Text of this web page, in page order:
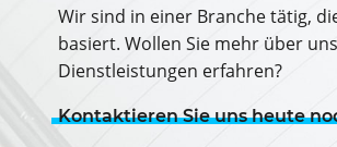
Wir sind in einer Branche tätig,
basiert. Wollen Sie mehr über
Dienstleistungen erfahren?
Kontaktieren Sie uns heute